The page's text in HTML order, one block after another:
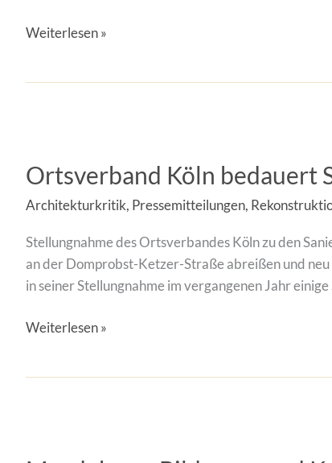
Weiterlesen »
Ortsverband Köln bedauert
Architekturkritik, Pressemitteilungen,
Stellungnahme des Ortsverbandes Köln zu den
an der Domprobst-Ketzer-Straße abreißen und
in seiner Stellungnahme im vergangenen Jahr einige
bedauert
der
Neubaupläne
Rolex
Weiterlesen »